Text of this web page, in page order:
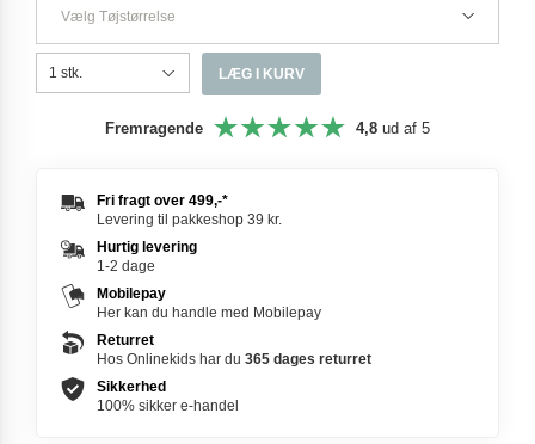
Vælg Tøjstørrelse
LÆG I KURV
Fremragende 4,8 ud af 5
Fri fragt over 499,-*
Levering til pakkeshop 39 kr.
Hurtig levering
1-2 dage
Mobilepay
Her kan du handle med Mobilepay
Returret
Hos Onlinekids har du 365 dages returret
Sikkerhed
100% sikker e-handel